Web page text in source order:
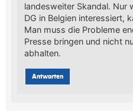
landesweiter Skandal. Nur
DG in Belgien interessiert,
Man muss die Probleme
Presse bringen und nicht
abhalten.
Antworten